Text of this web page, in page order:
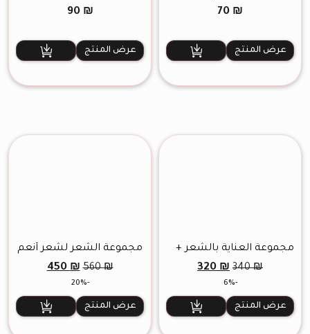
70 ₪
عرض المنتج
90 ₪
عرض المنتج
مجموعة العناية بالشعر +
مشط احترافي
340₪
السعر
الأصلي
340 ₪.
320₪
السعر
320 ₪.
-6%
عرض المنتج
مجموعة الشعر لشعر أنعم
560₪
السعر
الأصلي
560 ₪.
450₪
450 ₪.
-20%
عرض المنتج